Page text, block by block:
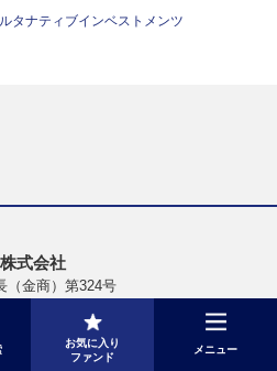
お気に入り
ファンド
メニュー
タナティブインベストメンツ
式会社
（金商）第324号
業協会